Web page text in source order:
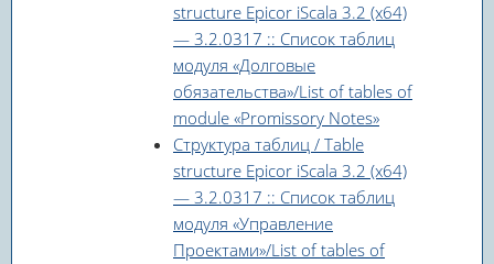
structure Epicor iScala 3.2 (x64)
— 3.2.0317 :: Список таблиц
модуля «Долговые
обязательства»/List of tables of
module «Promissory Notes»
Структура таблиц / Table
structure Epicor iScala 3.2 (x64)
— 3.2.0317 :: Список таблиц
модуля «Управление
Проектами»/List of tables of